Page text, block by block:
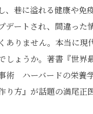
、巷に溢れる健康や免
デートされ、間違った
ありません。本当に現
しょうか。著書『世界
術 ハーバードの栄養
り方』が話題の満尾正